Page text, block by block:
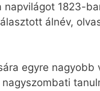
napvilágot 1823-
álnév,
egyre nagyobb